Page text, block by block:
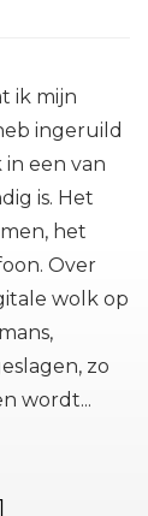
ik mijn
ingeruild
een van
is. Het
het
Over
wolk op
zo
wordt...